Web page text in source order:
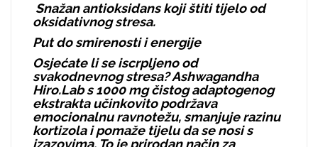
Snažan antioksidans koji štiti tijelo od
oksidativnog stresa.
Put do smirenosti i energije
Osjećate li se iscrpljeno od
svakodnevnog stresa? Ashwagandha
Hiro.Lab s 1000 mg čistog adaptogenog
ekstrakta učinkovito podržava
emocionalnu ravnotežu, smanjuje razinu
kortizola i pomaže tijelu da se nosi s
izazovima. To je prirodan način za